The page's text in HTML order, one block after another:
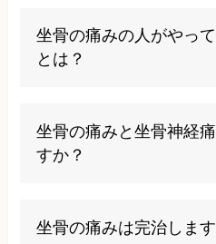
りますが、慢性化してい
しない限り自然治癒は困
坐骨の痛みの人がやっ
とは？
がり、無理な運動などは
があります。専門家の指
す。
坐骨の痛みと坐骨神経
すか？
坐骨神経痛は坐骨神経の
坐骨の痛みは完治します